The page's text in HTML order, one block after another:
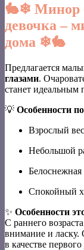
🐇❄ Минор
девочка –
дома ❄🐇
Предлагается
глазами.
станет идеальным
💡 Особенности
Взрослый
Небольшой
Белоснежная
Спокойный
✨ Особенности
С раннего
внимание и ласку.
в качестве